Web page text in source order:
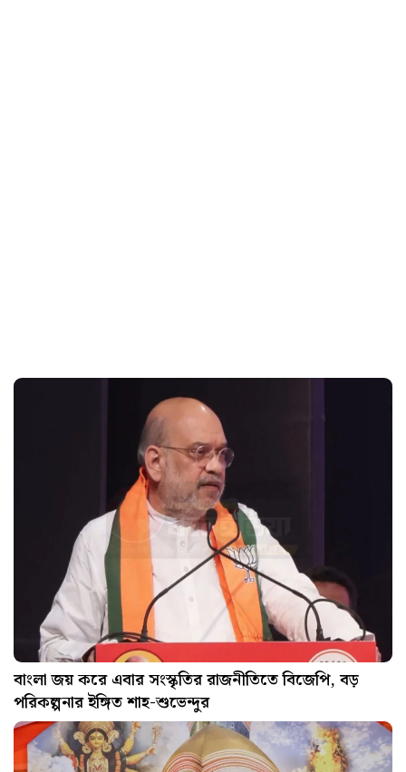
বাংলা জয় করে এবার সংস্কৃতির রাজনীতিতে বিজেপি, বড়
পরিকল্পনার ইঙ্গিত শাহ-শুভেন্দুর